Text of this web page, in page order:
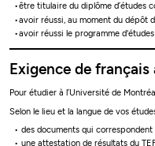
être titulaire du diplôme d’études
avoir réussi, au moment du dépôt
avoir réussi le programme d'études
Exigence de français
Pour étudier à l’Université de
Selon le lieu et la langue de vos
des documents qui correspondent
une attestation de résultats du